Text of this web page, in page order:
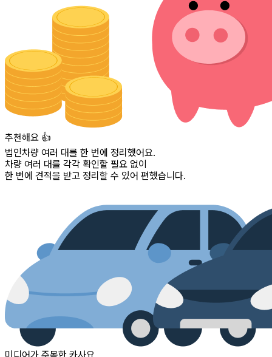
추천해요 👍
법인차량 여러 대를 한 번에 정리했어요.
차량 여러 대를 각각 확인할 필요 없이
한 번에 견적을 받고 정리할 수 있어 편했습니다.